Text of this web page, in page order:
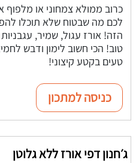
כרוב ממולא צמחוני או מלפוף
לכם מה שבטוח שלא תוכלו
הזה! אורז עגול, שמיר,
טוב! הכי חשוב לימון ודבש
טעים בקטע קיצוני!
כניסה למתכון
ג׳חנון דפי אורז ללא גלוטן